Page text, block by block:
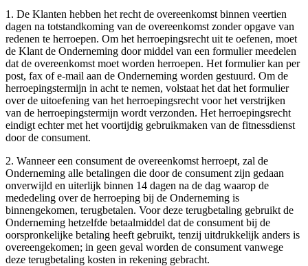
1. De Klanten hebben het recht de overeenkomst binnen veertien
dagen na totstandkoming van de overeenkomst zonder opgave van
redenen te herroepen. Om het herroepingsrecht uit te oefenen, moet
de Klant de Onderneming door middel van een formulier meedelen
dat de overeenkomst moet worden herroepen. Het formulier kan per
post, fax of e-mail aan de Onderneming worden gestuurd. Om de
herroepingstermijn in acht te nemen, volstaat het dat het formulier
over de uitoefening van het herroepingsrecht voor het verstrijken
van de herroepingstermijn wordt verzonden. Het herroepingsrecht
eindigt echter met het voortijdig gebruikmaken van de fitnessdienst
door de consument.
2. Wanneer een consument de overeenkomst herroept, zal de
Onderneming alle betalingen die door de consument zijn gedaan
onverwijld en uiterlijk binnen 14 dagen na de dag waarop de
mededeling over de herroeping bij de Onderneming is
binnengekomen, terugbetalen. Voor deze terugbetaling gebruikt de
Onderneming hetzelfde betaalmiddel dat de consument bij de
oorspronkelijke betaling heeft gebruikt, tenzij uitdrukkelijk anders is
overeengekomen; in geen geval worden de consument vanwege
deze terugbetaling kosten in rekening gebracht.